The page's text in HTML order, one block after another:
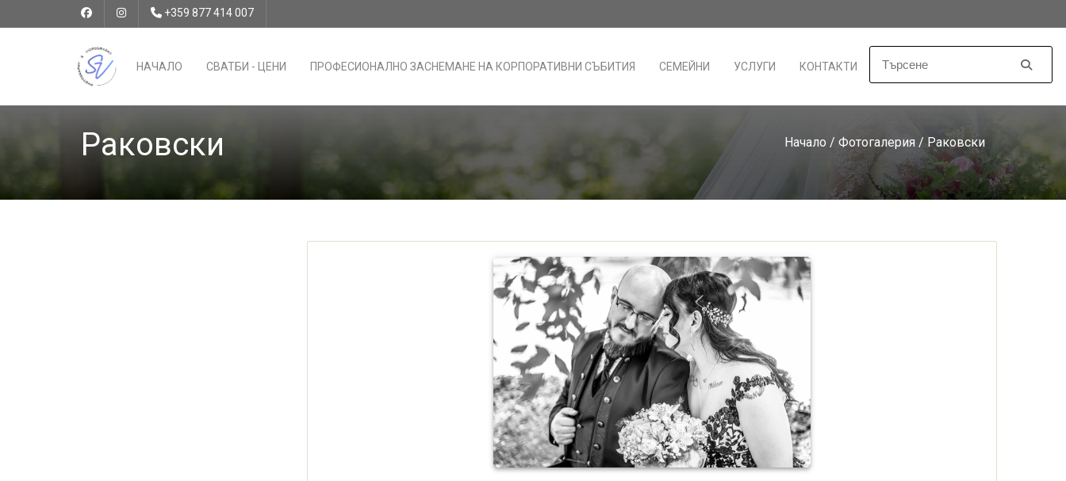
+359 877 414 007
НАЧАЛО СВАТБИ - ЦЕНИ ПРОФЕСИОНАЛНО ЗАСНЕМАНЕ НА КОРПОРАТИВНИ СЪБИТИЯ СЕМЕЙНИ УСЛУГИ КОНТАКТИ
Раковски Начало / Фотогалерия / Раковски